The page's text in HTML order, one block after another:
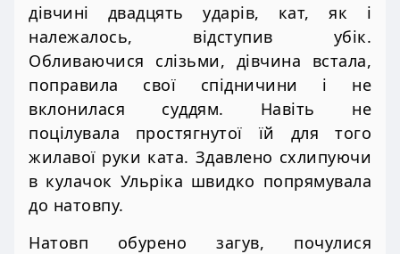
дівчині двадцять ударів, кат, як і
належалось, відступив убік.
Обливаючися слізьми, дівчина встала,
поправила свої спідничини і не
вклонилася суддям. Навіть не
поцілувала простягнутої їй для того
жилавої руки ката. Здавлено схлипуючи
в кулачок Ульріка швидко попрямувала
до натовпу.
Натовп обурено загув, почулися